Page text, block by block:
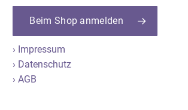
Beim Shop anmelden
› Impressum
› Datenschutz
› AGB